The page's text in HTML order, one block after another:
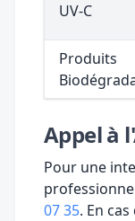
UV-C
Produits
Appel à
Pour une
07 35. En